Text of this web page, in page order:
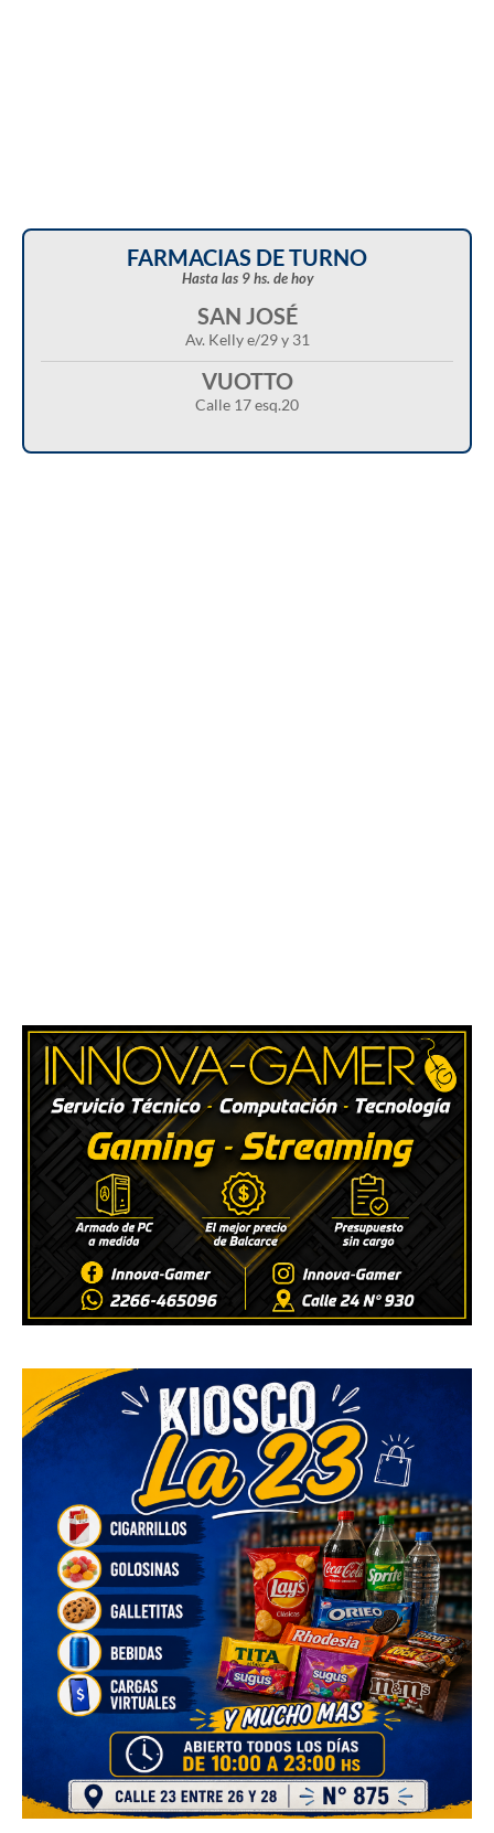
FARMACIAS DE TURNO
Hasta las 9 hs. de hoy
SAN JOSÉ
Av. Kelly e/29 y 31
VUOTTO
Calle 17 esq.20